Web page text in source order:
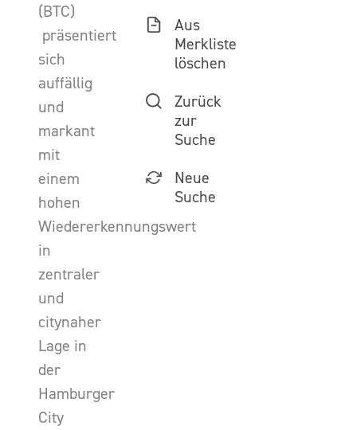
(BTC)
präsentiert
sich
auffällig
und
markant
mit
einem
hohen
Wiedererkennungswert
in
zentraler
und
citynaher
Lage in
der
Hamburger
City
Aus
Merkliste
löschen
Zurück
zur
Suche
Neue
Suche